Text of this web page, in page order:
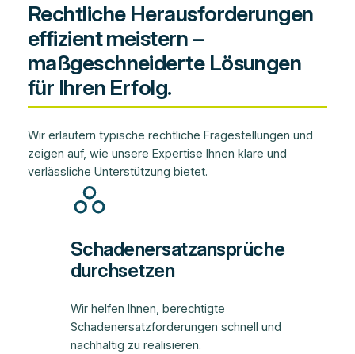
Rechtliche Herausforderungen
effizient meistern –
maßgeschneiderte Lösungen
für Ihren Erfolg.
Wir erläutern typische rechtliche Fragestellungen und
zeigen auf, wie unsere Expertise Ihnen klare und
verlässliche Unterstützung bietet.
Schadenersatzansprüche
durchsetzen
Wir helfen Ihnen, berechtigte
Schadenersatzforderungen schnell und
nachhaltig zu realisieren.